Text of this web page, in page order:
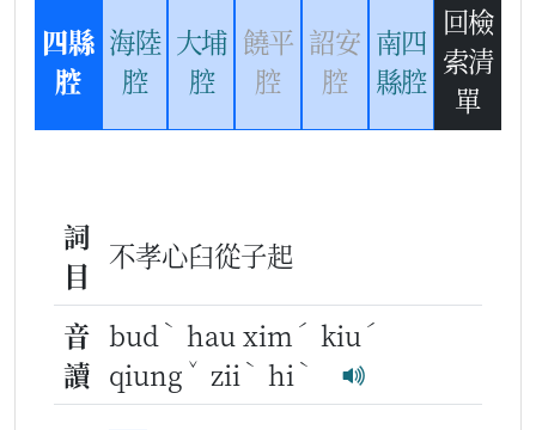
四縣
腔
海陸
腔
大埔
腔
饒平
腔
詔安
腔
南四
縣腔
回檢
索清
單
詞
目
不孝心臼從子起
音
讀
bud ˋ hau xim ˊ kiu ˊ
qiung ˇ zii ˋ hi ˋ